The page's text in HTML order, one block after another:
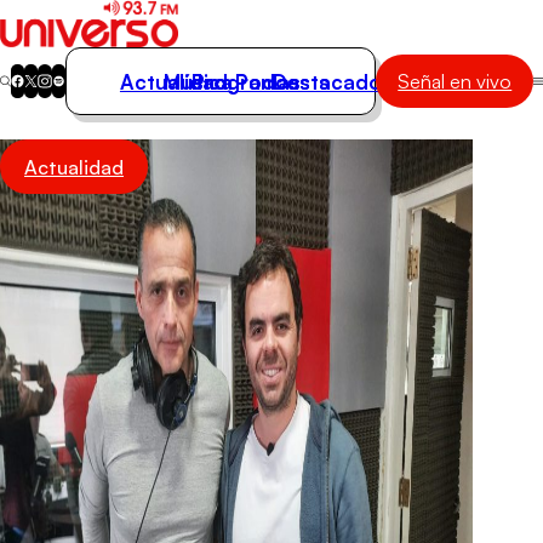
Actualidad
Música
Programas
Podcasts
Destacados
Actualidad
Música
Programas
Podcasts
Destacados Señal en vivo
Actualidad